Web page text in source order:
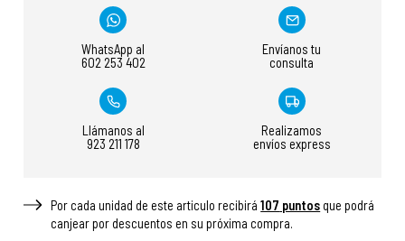
WhatsApp al
602 253 402
Envíanos tu
consulta
Llámanos al
923 211 178
Realizamos
envíos express
Por cada unidad de este articulo recibirá107 puntos que podrá
canjear por descuentos en su próxima compra.